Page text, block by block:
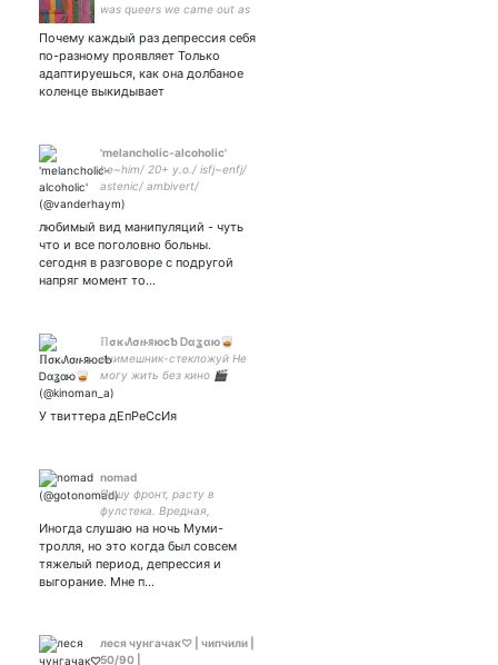
was queers we came out as
27yo // 🅰️©️🅰️🅱️
Почему каждый раз депрессия себя
по-разному проявляет Только
адаптируешься, как она долбаное
коленце выкидывает
'melancholic-alcoholic'
he~him/ 20+ у.о./ isfj~еnfj/
astenic/ ambivert/
painter/the patron saint of
любимый вид манипуляций - чуть
что и все поголовно больны.
сегодня в разговоре с подругой
напряг момент то…
ℿσκ᠕σዙᴙюcƅ Ꭰɑʓɑю🥃
анимешник-стекложуй Не
могу жить без кино 🎬
Алкаш🥃 ЗДОРОВЬЯ
поебать》 Закрытка アメリ
У твиттера дЕпРеСсИя
nomad
Пишу фронт, расту в
фулстека. Вредная,
придирчивая. Ненавижу
говноконторы. Хожу по
собесам, делюсь
историями.
Иногда слушаю на ночь Муми-
тролля, но это когда был совсем
тяжелый период, депрессия и
выгорание. Мне п…
леся чунгачак♡ | чипчили |
50/90 |